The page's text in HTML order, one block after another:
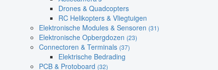
Drones & Quadcopters
RC Helikopters & Vliegtuigen
Elektronische Modules & Sensoren (31)
Elektronische Opbergdozen (23)
Connectoren & Terminals (37)
Elektrische Bedrading
PCB & Protoboard (32)